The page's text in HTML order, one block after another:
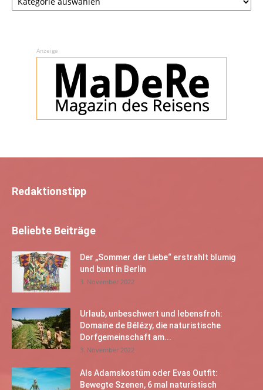
Anzeige
Redaktionstipp
Beliebte Beiträge
Der „Sommer der Liebe“ erstrahlt blumig
und bunt in Berlin
3. November 2022
Urlaub, unbeschwert und lebensfroh:
Domaine de Bélézy, die naturistische
Dorfgemeinschaft am...
3. November 2022
Als Adamskostüm oder Evas Outfit:
Bewegte Szenen, 6 mal naturistisch